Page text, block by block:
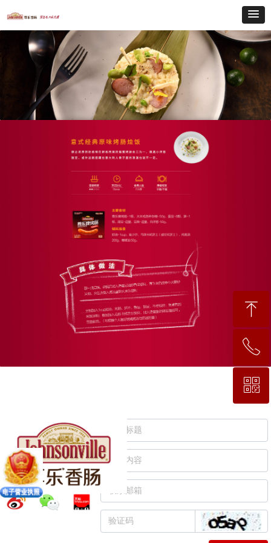
ꁸ
回到顶部
ꂅ
400 9200 383
ꀥ
微信二维码